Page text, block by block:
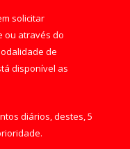
solicitar
ou através do
de
disponível as
diários, destes, 5